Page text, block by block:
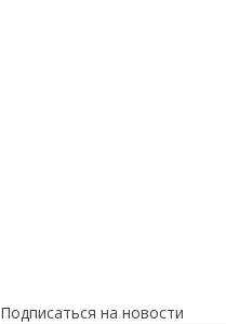
Подписаться на новости